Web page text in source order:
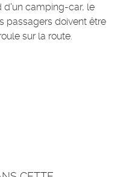
d'un camping-car, le
passagers doivent être
sur la route.